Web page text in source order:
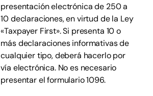
presentación electrónica de 250 a
10 declaraciones, en virtud de la Ley
«Taxpayer First». Si presenta 10 o
más declaraciones informativas de
cualquier tipo, deberá hacerlo por
vía electrónica. No es necesario
presentar el formulario 1096.